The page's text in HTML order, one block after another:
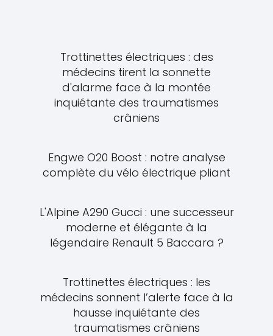
Trottinettes électriques : des
médecins tirent la sonnette
d'alarme face à la montée
inquiétante des traumatismes
crâniens
Engwe O20 Boost : notre analyse
complète du vélo électrique pliant
L'Alpine A290 Gucci : une successeur
moderne et élégante à la
légendaire Renault 5 Baccara ?
Trottinettes électriques : les
médecins sonnent l’alerte face à la
hausse inquiétante des
traumatismes crâniens